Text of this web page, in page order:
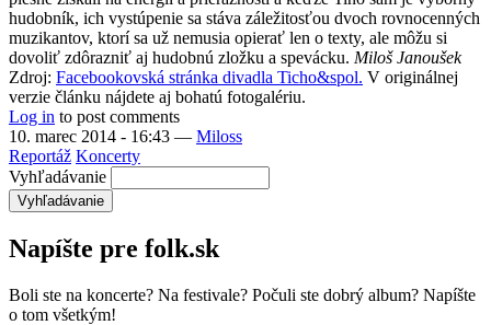
hudobník, ich vystúpenie sa stáva záležitosťou dvoch rovnocenných
muzikantov, ktorí sa už nemusia opierať len o texty, ale môžu si
dovoliť zdôrazniť aj hudobnú zložku a spevácku. Miloš Janoušek
Zdroj: Facebookovská stránka divadla Ticho&spol. V originálnej
verzie článku nájdete aj bohatú fotogalériu.
Log in to post comments
10. marec 2014 - 16:43 — Miloss
Reportáž Koncerty
Vyhľadávanie
Napíšte pre folk.sk
Boli ste na koncerte? Na festivale? Počuli ste dobrý album? Napíšte
o tom všetkým!